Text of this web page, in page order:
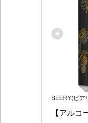
BEERY(ビア
【アルコ